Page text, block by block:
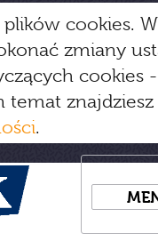
cookies.
zmiany
cookies
temat
.